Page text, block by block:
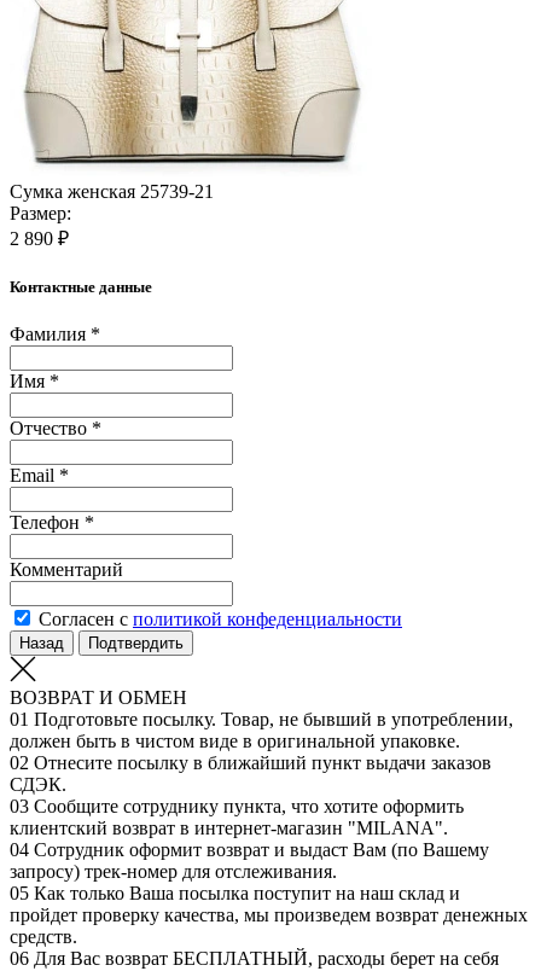
Сумка женская 25739-21
Размер:
2 890 ₽
Контактные данные
Фамилия *
Имя *
Отчество *
Email *
Телефон *
Комментарий
Согласен с политикой конфеденциальности
Назад Подтвердить
ВОЗВРАТ И ОБМЕН
01 Подготовьте посылку. Товар, не бывший в употреблении,
должен быть в чистом виде в оригинальной упаковке.
02 Отнесите посылку в ближайший пункт выдачи заказов
СДЭК.
03 Сообщите сотруднику пункта, что хотите оформить
клиентский возврат в интернет-магазин "MILANA".
04 Сотрудник оформит возврат и выдаст Вам (по Вашему
запросу) трек-номер для отслеживания.
05 Как только Ваша посылка поступит на наш склад и
пройдет проверку качества, мы произведем возврат денежных
средств.
06 Для Вас возврат БЕСПЛАТНЫЙ, расходы берет на себя